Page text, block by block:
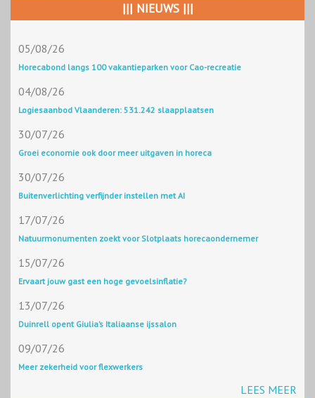
||| NIEUWS |||
05/08/26
Horecabond langs 100 vakantieparken voor Cao-recreatie
04/08/26
Logiesaanbod Vlaanderen: 531.242 slaapplaatsen
30/07/26
Groei economie ook door meer uitgaven in horeca
30/07/26
Buitenverlichting verfijnder instellen met AI
17/07/26
Natuurmonumenten zoekt voor Slotplaats horecaondernemer
15/07/26
Ervaart jouw gast een hoge gevoelsinflatie?
13/07/26
Duinrell opent Giulia’s Italiaanse ijssalon
09/07/26
Meer zekerheid voor flexwerkers
LEES MEER